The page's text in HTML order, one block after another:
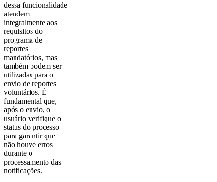
dessa funcionalidade
atendem
integralmente aos
requisitos do
programa de
reportes
mandatórios, mas
também podem ser
utilizadas para o
envio de reportes
voluntários. É
fundamental que,
após o envio, o
usuário verifique o
status do processo
para garantir que
não houve erros
durante o
processamento das
notificações.